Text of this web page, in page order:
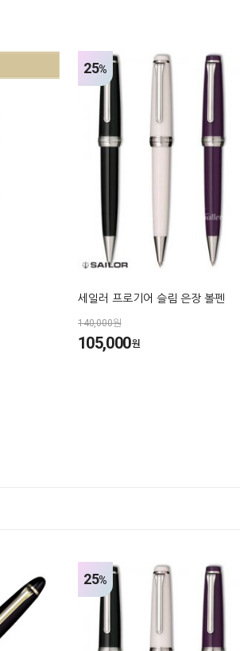
25%
세일러 프로기어 슬림 은장 볼펜
140,000원
105,000원
25%